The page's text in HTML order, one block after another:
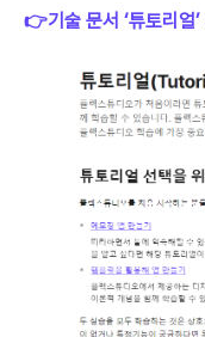
👉기술 문서 ‘튜토리얼’